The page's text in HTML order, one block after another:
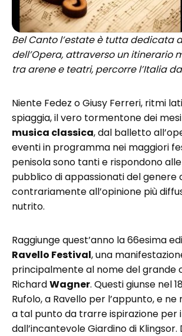
Bel Canto l’estate è tutta dedicata
dell’Opera, attraverso un itinerario
tra arene e teatri, percorre l’Italia
Niente Fedez o Giusy Ferreri, ritmi
spiaggia, il vero tormentone dei
musica classica, dal balletto
eventi in programma nei maggiori
penisola sono tanti e rispondono
pubblico di appassionati del genere
contrariamente all’opinione più
nutrito.
Raggiunge quest’anno la 66esima
Ravello Festival, una
principalmente al nome del grande
RichardWagner. Questi giunse nel
Rufolo, a Ravello per l’appunto, e
a tal punto da trarre ispirazione per
dall’incantevole Giardino di Klingsor.